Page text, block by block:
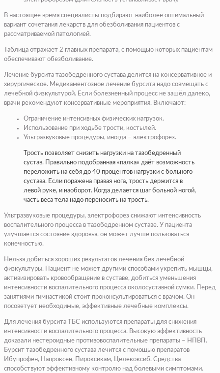
В настоящее время специалисты подбирают наиболее оптимальный
вариант сочетания лекарств для обезболивания пациентов с
рассматриваемой патологией.
Таблица отражает 2 главных препарата, с помощью которых пациентам
обеспечивают обезболивание.
Лечение бурсита тазобедренного сустава делится на консервативное и
хирургическое. Медикаментозное лечение бурсита надо совмещать с
лечебной физкультурой. Если болезненный процесс не зашёл далеко,
врачи рекомендуют консервативные мероприятия. Включают:
Ограничение интенсивных физических нагрузок.
Использование при ходьбе трости, костылей.
Ультразвуковые процедуры, иногда – электрофорез.
Трость позволяет снизить нагрузки на тазобедренный
сустав. Правильно подобранная «палка» даёт возможность
переложить на себя до 40 процентов нагрузки с больного
сустава. Если поражена правая нога, трость держится в
левой руке, и наоборот. Когда делается шаг больной ногой,
часть веса тела надо переносить на трость.
Ультразвуковые процедуры, электрофорез снижают интенсивность
воспалительного процесса в тазобедренном суставе. У пациента
улучшается состояние здоровья, он может лучше пользоваться
конечностью.
Нельзя добиться хороших результатов лечения без лечебной
физкультуры. Пациент не может другими способами укрепить мышцы,
активизировать кровообращение в суставе, добиться уменьшения
интенсивности воспалительного процесса околосуставной сумки. Перед
занятиями гимнастикой стоит проконсультироваться с врачом. Он
посоветует необходимые, эффективные лечебные комплексы.
Для лечения бурсита ТБС используются препараты для снижения
интенсивности воспалительного процесса. Высокую эффективность
доказали нестероидные противовоспалительные препараты – НПВП.
Бурсит тазобедренного сустава лечится с помощью препаратов
Ибупрофен, Напроксен, Пироксикам, Целекоксиб. Средства
способствуют эффективному контролю над болевыми симптомами.